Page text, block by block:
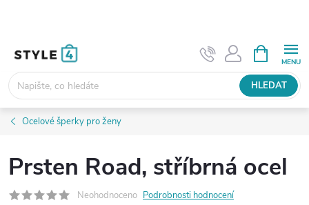
HLEDAT
NÁKUPNÍ
KOŠÍK
Ocelové šperky pro ženy
Prsten Road, stříbrná ocel
Neohodnoceno Podrobnosti hodnocení